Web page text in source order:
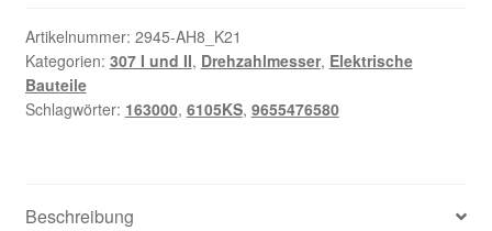
km
9655476580
Menge
Artikelnummer: 2945-AH8_K21
Kategorien: 307 I und II, Drehzahlmesser, Elektrische
Bauteile
Schlagwörter: 163000, 6105KS, 9655476580
Beschreibung